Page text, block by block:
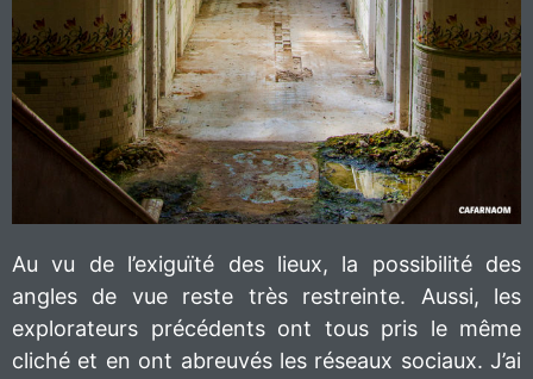
Au vu de l’exiguïté des lieux, la possibilité des
angles de vue reste très restreinte. Aussi, les
explorateurs précédents ont tous pris le même
cliché et en ont abreuvés les réseaux sociaux. J’ai